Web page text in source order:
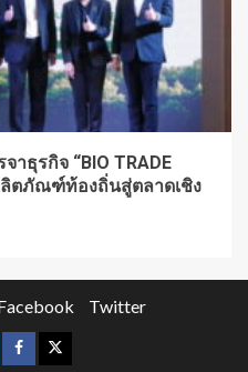
าธุรกิจ “BIO TRADE
ลิตภัณฑ์ท้องถิ่นสู่ตลาดเชิง
Twitter